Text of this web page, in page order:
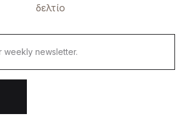
δελτίο